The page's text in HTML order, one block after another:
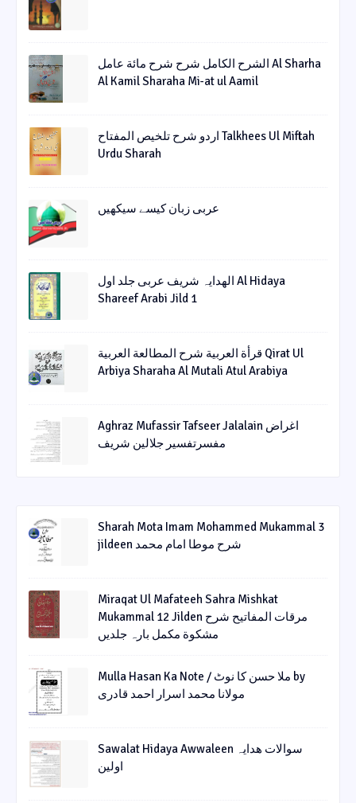
الشرح الکامل شرح شرح مائة عامل Al Sharha
Al Kamil Sharaha Mi-at ul Aamil
اردو شرح تلخیص المفتاح Talkhees Ul Miftah
Urdu Sharah
عربی زبان کیسے سیکھیں
الھدایہ شریف عربی جلد اول Al Hidaya
Shareef Arabi Jild 1
قرأة العربیة شرح المطالعة العربیة Qirat Ul
Arbiya Sharaha Al Mutali Atul Arabiya
Aghraz Mufassir Tafseer Jalalain اغراض
مفسرتفسیر جلالین شریف
Sharah Mota Imam Mohammed Mukammal 3
jildeen شرح موطا امام محمد
Miraqat Ul Mafateeh Sahra Mishkat
Mukammal 12 Jilden مرقات المفاتیح شرح
مشکوة مکمل بارہ جلدیں
Mulla Hasan Ka Note / ملا حسن کا نوٹ by
مولانا محمد اسرار احمد قادری
Sawalat Hidaya Awwaleen سوالات ھدایہ
اولین